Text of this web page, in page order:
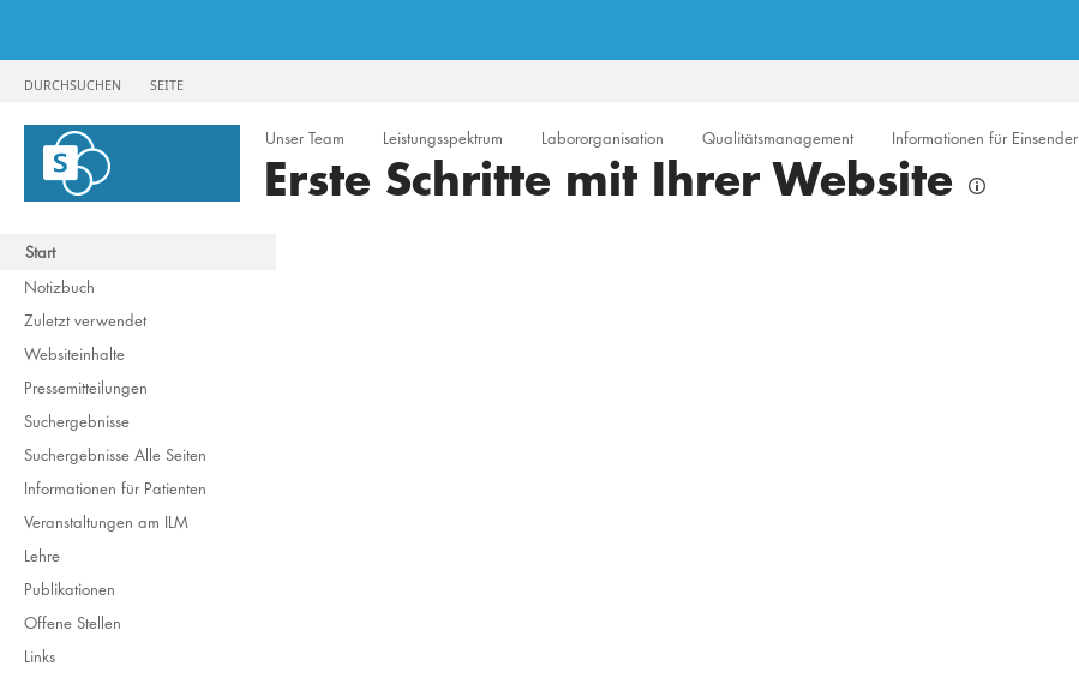
DURCHSUCHEN SEITE
Unser Team Leistungsspektrum Labororganisation Qualitätsmanagement Informationen für Einsender
Erste Schritte mit Ihrer Website
Start
Notizbuch
Zuletzt verwendet
Websiteinhalte
Pressemitteilungen
Suchergebnisse
Suchergebnisse Alle Seiten
Informationen für Patienten
Veranstaltungen am ILM
Lehre
Publikationen
Offene Stellen
Links